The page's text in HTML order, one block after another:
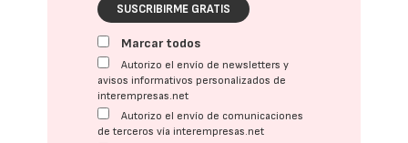
SUSCRIBIRME GRATIS
Marcar todos
Autorizo el envío de newsletters y
avisos informativos personalizados de
interempresas.net
Autorizo el envío de comunicaciones
de terceros vía interempresas.net